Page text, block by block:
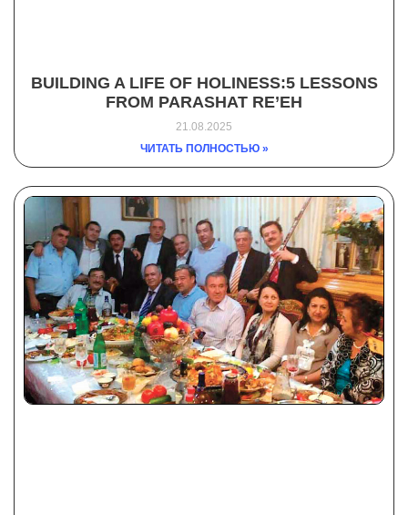
BUILDING A LIFE OF HOLINESS:5 LESSONS
FROM PARASHAT RE’EH
21.08.2025
ЧИТАТЬ ПОЛНОСТЬЮ »